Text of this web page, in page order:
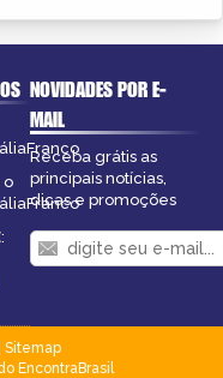
o
:
NOVIDADES POR E-
MAIL
Receba grátis as
principais notícias,
dicas e promoções
Sitemap
EncontraBrasil